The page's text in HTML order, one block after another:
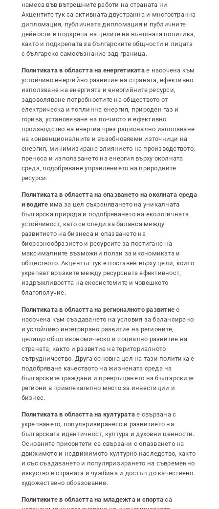
намеса във вътрешните работи на страната ни.
Акцентите тук са активната двустранна и многостранна
дипломация, публичната дипломация и публичните
дейности в подкрепа на целите на външната политика,
както и подкрепата за българските общности и лицата
с българско самосъзнание зад граница.
Политиката в областта на енергетикатае насочена към
устойчиво енергийно развитие на страната, ефективно
използване на енергията и енергийните ресурси,
задоволяване потребностите на обществото от
електрическа и топлинна енергия, природен газ и
горива, установяване на по-чисто и ефективно
производство на енергия чрез рационално използване
на конвенционалните и възобновяеми източници на
енергия, минимизиране влиянието на производството,
преноса и използването на енергия върху околната
среда, подобряване управлението на природните
ресурси.
Политиката в областта на опазването на околната среда
и водите има за цел съхраняването на уникалната
българска природа и подобряването на екологичната
устойчивост, като се следи за баланса между
развитието на бизнеса и опазването на
биоразнообразието и ресурсите за постигане на
максималните възможни ползи за икономиката и
обществото. Акцентът тук е поставен върху цели, които
укрепват връзките между ресурсната ефективност,
издръжливостта на екосистемите и човешкото
благополучие.
Политиката в областта на регионалното развитие е
насочена към създаването на условия за балансирано
и устойчиво интегрирано развитие на регионите,
целящо общо икономическо и социално развитие на
страната, както и развитие на териториалното
сътрудничество. Друга основна цел на тази политика е
подобряване качеството на жизнената среда на
българските граждани и превръщането на българските
региони в привлекателно място за инвестиции и
бизнес.
Политиката в областта на културата е свързана с
укрепването, популяризирането и развитието на
българската идентичност, култура и духовни ценности.
Основните приоритети са свързани с опазването на
движимото и недвижимото културно наследство, както
и със създаването и популяризирането на съвременно
изкуство в страната и чужбина и достъп до качествено
художествено образование.
Политиките в областта на младежта и спортаса